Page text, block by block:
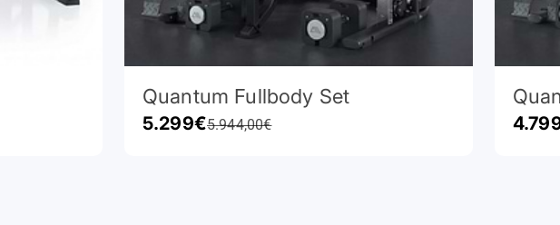
Quantum Fullbody Set
Prodejní cena
5.299€Běžná cena
5.944,00€